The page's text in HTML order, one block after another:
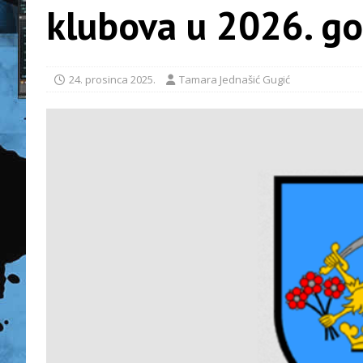
klubova u 2026.
24. prosinca 2025. Tamara Jednašić Gugić